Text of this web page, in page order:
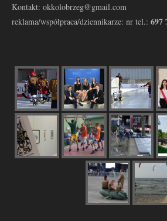
Kontakt: okkolobrzeg@gmail.com
reklama/współpraca/dziennikarze: nr tel.: 697